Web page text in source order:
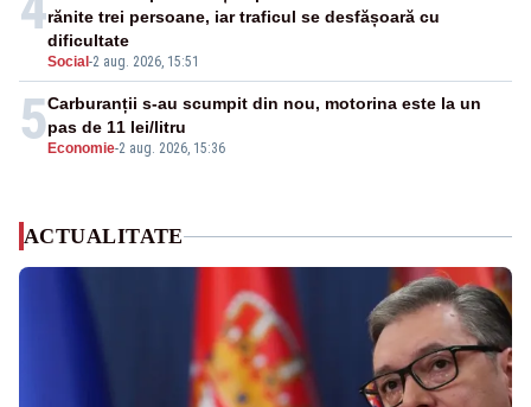
Social -2 aug. 2026, 15:51
rănite trei persoane, iar traficul se desfășoară cu
dificultate
5 Economie-2 aug. 2026, 15:36
Carburanții s-au scumpit din nou, motorina este la un
pas de 11 lei/litru
ACTUALITATE